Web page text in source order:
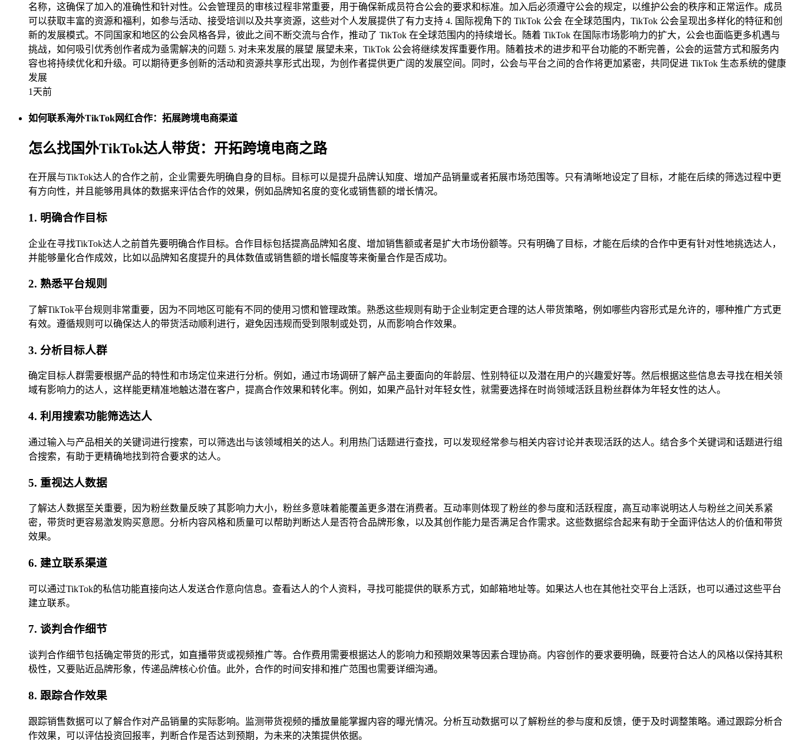
名称，这确保了加入的准确性和针对性。公会管理员的审核过程非常重要，用于确保新成员符合公会的要求和标准。加入后必须遵守公会的规定，以维护公会的秩序和正常运作。成员
可以获取丰富的资源和福利，如参与活动、接受培训以及共享资源，这些对个人发展提供了有力支持 4. 国际视角下的 TikTok 公会 在全球范围内，TikTok 公会呈现出多样化的特征和创
新的发展模式。不同国家和地区的公会风格各异，彼此之间不断交流与合作，推动了 TikTok 在全球范围内的持续增长。随着 TikTok 在国际市场影响力的扩大，公会也面临更多机遇与
挑战，如何吸引优秀创作者成为亟需解决的问题 5. 对未来发展的展望 展望未来，TikTok 公会将继续发挥重要作用。随着技术的进步和平台功能的不断完善，公会的运营方式和服务内
容也将持续优化和升级。可以期待更多创新的活动和资源共享形式出现，为创作者提供更广阔的发展空间。同时，公会与平台之间的合作将更加紧密，共同促进 TikTok 生态系统的健康
发展
1天前
如何联系海外TikTok网红合作：拓展跨境电商渠道
怎么找国外TikTok达人带货：开拓跨境电商之路
在开展与TikTok达人的合作之前，企业需要先明确自身的目标。目标可以是提升品牌认知度、增加产品销量或者拓展市场范围等。只有清晰地设定了目标，才能在后续的筛选过程中更
有方向性，并且能够用具体的数据来评估合作的效果，例如品牌知名度的变化或销售额的增长情况。
1. 明确合作目标
企业在寻找TikTok达人之前首先要明确合作目标。合作目标包括提高品牌知名度、增加销售额或者是扩大市场份额等。只有明确了目标，才能在后续的合作中更有针对性地挑选达人，
并能够量化合作成效，比如以品牌知名度提升的具体数值或销售额的增长幅度等来衡量合作是否成功。
2. 熟悉平台规则
了解TikTok平台规则非常重要，因为不同地区可能有不同的使用习惯和管理政策。熟悉这些规则有助于企业制定更合理的达人带货策略，例如哪些内容形式是允许的，哪种推广方式更
有效。遵循规则可以确保达人的带货活动顺利进行，避免因违规而受到限制或处罚，从而影响合作效果。
3. 分析目标人群
确定目标人群需要根据产品的特性和市场定位来进行分析。例如，通过市场调研了解产品主要面向的年龄层、性别特征以及潜在用户的兴趣爱好等。然后根据这些信息去寻找在相关领
域有影响力的达人，这样能更精准地触达潜在客户，提高合作效果和转化率。例如，如果产品针对年轻女性，就需要选择在时尚领域活跃且粉丝群体为年轻女性的达人。
4. 利用搜索功能筛选达人
通过输入与产品相关的关键词进行搜索，可以筛选出与该领域相关的达人。利用热门话题进行查找，可以发现经常参与相关内容讨论并表现活跃的达人。结合多个关键词和话题进行组
合搜索，有助于更精确地找到符合要求的达人。
5. 重视达人数据
了解达人数据至关重要，因为粉丝数量反映了其影响力大小，粉丝多意味着能覆盖更多潜在消费者。互动率则体现了粉丝的参与度和活跃程度，高互动率说明达人与粉丝之间关系紧
密，带货时更容易激发购买意愿。分析内容风格和质量可以帮助判断达人是否符合品牌形象，以及其创作能力是否满足合作需求。这些数据综合起来有助于全面评估达人的价值和带货
效果。
6. 建立联系渠道
可以通过TikTok的私信功能直接向达人发送合作意向信息。查看达人的个人资料，寻找可能提供的联系方式，如邮箱地址等。如果达人也在其他社交平台上活跃，也可以通过这些平台
建立联系。
7. 谈判合作细节
谈判合作细节包括确定带货的形式，如直播带货或视频推广等。合作费用需要根据达人的影响力和预期效果等因素合理协商。内容创作的要求要明确，既要符合达人的风格以保持其积
极性，又要贴近品牌形象，传递品牌核心价值。此外，合作的时间安排和推广范围也需要详细沟通。
8. 跟踪合作效果
跟踪销售数据可以了解合作对产品销量的实际影响。监测带货视频的播放量能掌握内容的曝光情况。分析互动数据可以了解粉丝的参与度和反馈，便于及时调整策略。通过跟踪分析合
作效果，可以评估投资回报率，判断合作是否达到预期，为未来的决策提供依据。